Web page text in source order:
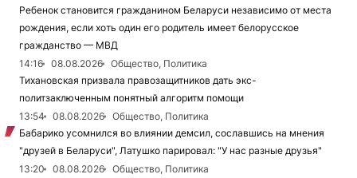
Ребенок становится гражданином Беларуси независимо от места
рождения, если хоть один его родитель имеет белорусское
гражданство — МВД
14:16
08.08.2026
Общество, Политика
Тихановская призвала правозащитников дать экс-
политзаключенным понятный алгоритм помощи
13:54
08.08.2026
Общество, Политика
Бабарико усомнился во влиянии демсил, сославшись на мнения
"друзей в Беларуси", Латушко парировал: "У нас разные друзья"
13:20
08.08.2026
Общество, Политика